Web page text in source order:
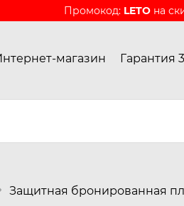
Промокод: LETO на
магазин Гарантия
Защитная бронированная